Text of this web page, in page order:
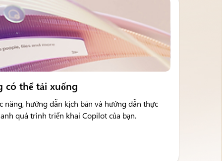
có thể tải xuống
năng, hướng dẫn kịch bản và hướng dẫn thực
quá trình triển khai Copilot của bạn.